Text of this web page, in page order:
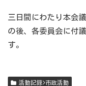
三日間にわたり本会
の後、各委員会に付
す。
活動記録>市政活動